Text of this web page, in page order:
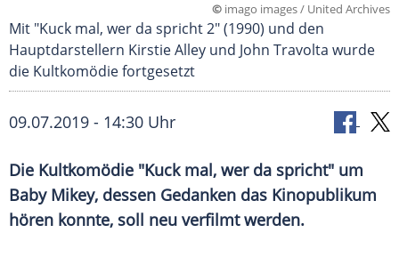
© imago images / United Archives
Mit "Kuck mal, wer da spricht 2" (1990) und den
Hauptdarstellern Kirstie Alley und John Travolta wurde
die Kultkomödie fortgesetzt
09.07.2019 - 14:30 Uhr
Die Kultkomödie "Kuck mal, wer da spricht" um
Baby Mikey, dessen Gedanken das Kinopublikum
hören konnte, soll neu verfilmt werden.